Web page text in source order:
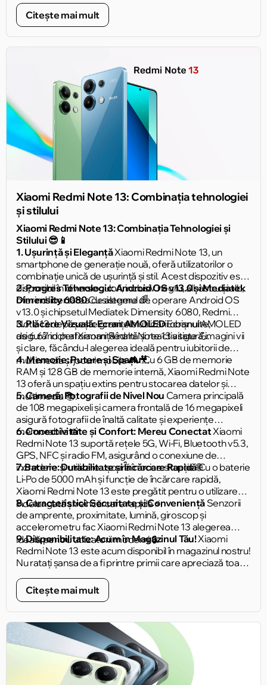
avansată de la Xiaomi. 🌐
Citește mai mult
Xiaomi Redmi Note 13: Combinația tehnologiei
și stilului
Xiaomi Redmi Note 13: Combinația Tehnologiei și
Stilului 😎📱
1. Ușurință și EleganțăXiaomi Redmi Note 13, un
smartphone de generație nouă, oferă utilizatorilor o
combinație unică de ușurință și stil. Acest dispozitiv este
disponibil în diverse culori, inclusiv negru, albastru și alb,
oferind libertatea de alegere 🌈.
2. Progres Tehnologic: Android OS v13.0 și Mediatek
Dimensity 6080Cu sistemul de operare Android OS
v13.0 și chipsetul Mediatek Dimensity 6080, Redmi
Note 13 depășește granițele utilizării obișnuite,
asigurând performanță înaltă și reactivitate 💪.
3. Plăcere Vizuală: Ecran AMOLEDEcranul AMOLED
de 6.67 inch al Xiaomi Redmi Note 13 asigură imagini vii
și clare, făcându-l alegerea ideală pentru iubitorii de
multimedia și jocuri mobile 🎮🎥.
4. Memorie: Putere și SpațiuCu 6 GB de memorie
RAM și 128 GB de memorie internă, Xiaomi Redmi Note
13 oferă un spațiu extins pentru stocarea datelor și
multimedia 📚.
5. Cameră: Fotografii de Nivel Nou Camera principală
de 108 megapixeli și camera frontală de 16 megapixeli
asigură fotografii de înaltă calitate și experiențe
memorabile 📸.
6. Conectivitate și Confort: Mereu ConectatXiaomi
Redmi Note 13 suportă rețele 5G, Wi-Fi, Bluetooth v5.3,
GPS, NFC și radio FM, asigurând o conexiune de
încredere și utilizare ușoară în orice situație 🌐.
7. Baterie: Durabilitate și Încărcare RapidăCu o baterie
Li-Po de 5000 mAh și funcție de încărcare rapidă,
Xiaomi Redmi Note 13 este pregătit pentru o utilizare
îndelungată și reîncărcare rapidă ⚡️.
8. Caracteristici: Securitate și ConveniențăSenzorii
de amprente, proximitate, lumină, giroscop și
accelerometru fac Xiaomi Redmi Note 13 alegerea
ideală pentru utilizatorii moderni 🔒.
9. Disponibilitate: Acum în Magazinul Tău!Xiaomi
Redmi Note 13 este acum disponibil în magazinul nostru!
Nu ratați șansa de a fi printre primii care apreciază toate
Citește mai mult